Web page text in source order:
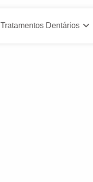
Tratamentos Dentários